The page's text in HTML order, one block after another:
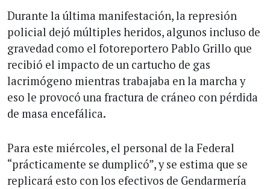
Durante la última manifestación, la represión
policial dejó múltiples heridos, algunos incluso de
gravedad como el fotoreportero Pablo Grillo que
recibió el impacto de un cartucho de gas
lacrimógeno mientras trabajaba en la marcha y
eso le provocó una fractura de cráneo con pérdida
de masa encefálica.
Para este miércoles, el personal de la Federal
“prácticamente se dumplicó”, y se estima que se
replicará esto con los efectivos de Gendarmería